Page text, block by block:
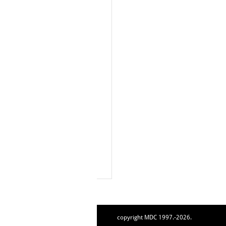
copyright MDC 1997.-2026.